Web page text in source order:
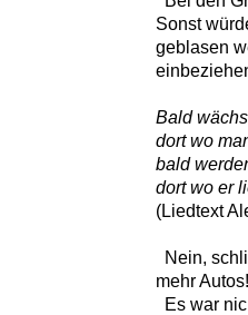
Sonst
geblasen
Bald
dort wo
bald
dort wo er
(Liedtext
Nein,
mehr Autos!
Es war